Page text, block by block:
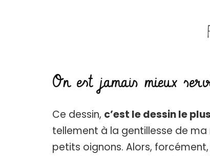
On est jamais mieux
Ce dessin, c’est le dessin le
tellement à la gentillesse de ma
petits oignons. Alors, forcément,